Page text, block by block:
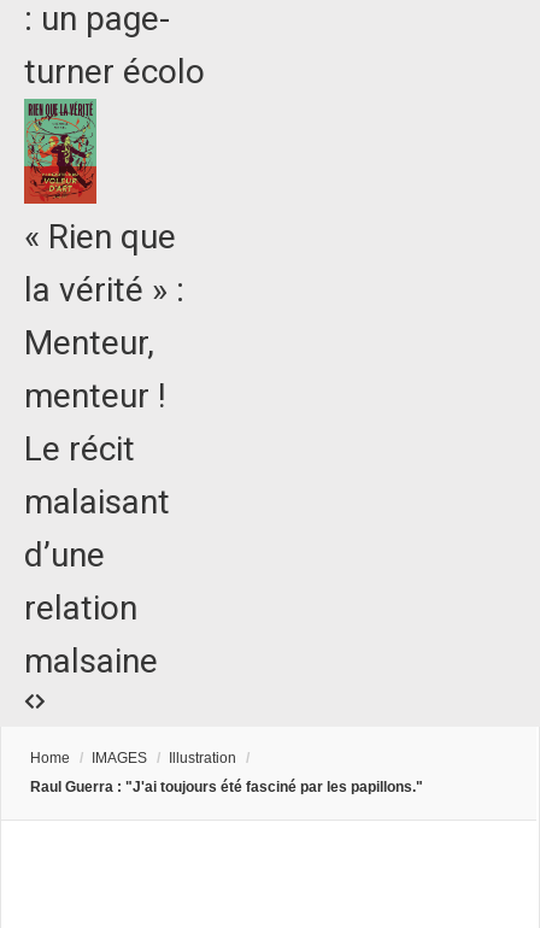
: un page-
turner écolo
« Rien que
la vérité » :
Menteur,
menteur !
Le récit
malaisant
d’une
relation
malsaine
Home / IMAGES / Illustration
/
Raul Guerra : "J'ai toujours été fasciné par les papillons."